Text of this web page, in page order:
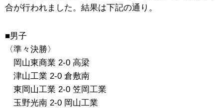
合が行われました。結果は下記の通り。
■男子
〈準々決勝〉
岡山東商業 2-0 高梁
津山工業 2-0 倉敷南
東岡山工業 2-0 笠岡工業
玉野光南 2-0 岡山工業